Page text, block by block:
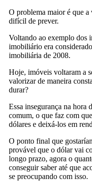
O problema maior é que
difícil de prever.
Voltando ao exemplo dos
imobiliário era
imobiliária de 2008.
Hoje, imóveis voltaram a
valorizar de maneira
durar?
Essa insegurança na hora
comum, o que faz com
dólares e deixá-los em
O ponto final que
provável que o dólar vai
longo prazo, agora o
conseguir saber até que
se preocupando com isso.